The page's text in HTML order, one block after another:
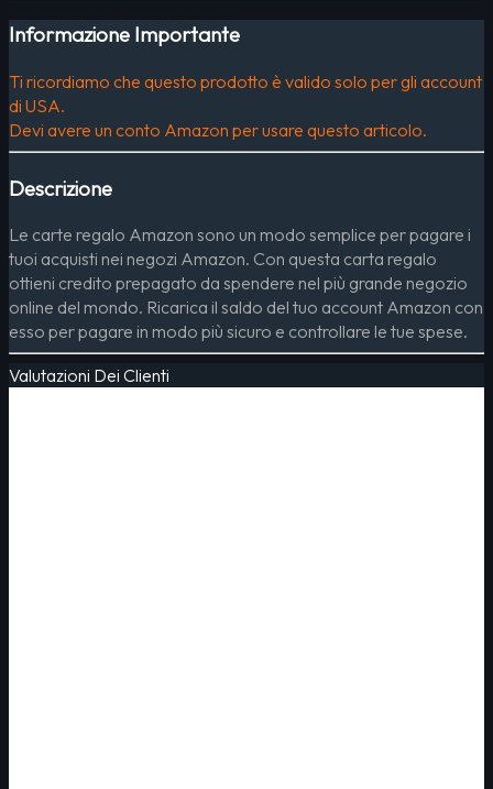
Informazione Importante
Ti ricordiamo che questo prodotto è valido solo per gli account
di USA.
Devi avere un conto Amazon per usare questo articolo.
Descrizione
Le carte regalo Amazon sono un modo semplice per pagare i
tuoi acquisti nei negozi Amazon. Con questa carta regalo
ottieni credito prepagato da spendere nel più grande negozio
online del mondo. Ricarica il saldo del tuo account Amazon con
esso per pagare in modo più sicuro e controllare le tue spese.
Valutazioni Dei Clienti